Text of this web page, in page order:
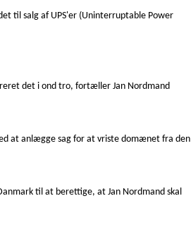
til salg af UPS'er (Uninterruptable Power
det i ond tro, fortæller Jan Nordmand
at anlægge sag for at vriste domænet fra den
til at berettige, at Jan Nordmand skal